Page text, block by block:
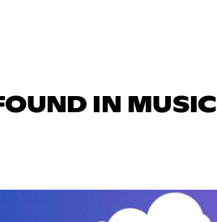
IN MUSIC